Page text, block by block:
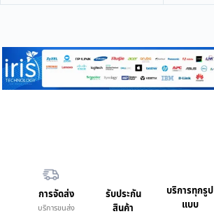
การจัดส่ง
บริการขนส่ง
รับประกัน
สินค้า
บริการทุกรูป
แบบ